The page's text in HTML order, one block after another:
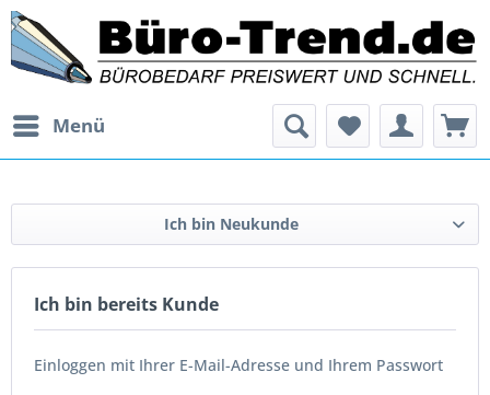
Menü
Ich bin Neukunde
Ich bin bereits Kunde
Einloggen mit Ihrer E-Mail-Adresse und Ihrem Passwort